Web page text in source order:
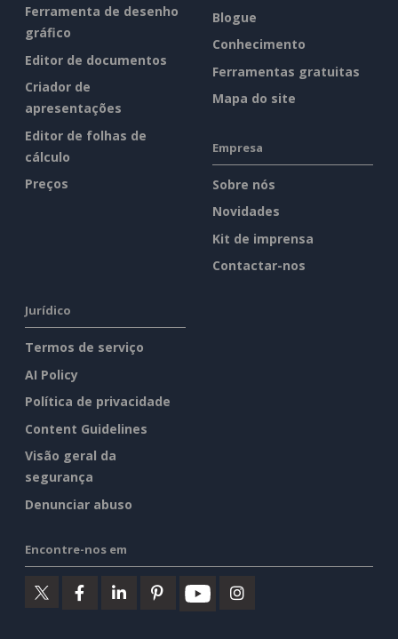
Ferramenta de desenho
gráfico
Editor de documentos
Criador de
apresentações
Editor de folhas de
cálculo
Preços
Blogue
Conhecimento
Ferramentas gratuitas
Mapa do site
Empresa
Sobre nós
Novidades
Kit de imprensa
Contactar-nos
Jurídico
Termos de serviço
AI Policy
Política de privacidade
Content Guidelines
Visão geral da
segurança
Denunciar abuso
Encontre-nos em